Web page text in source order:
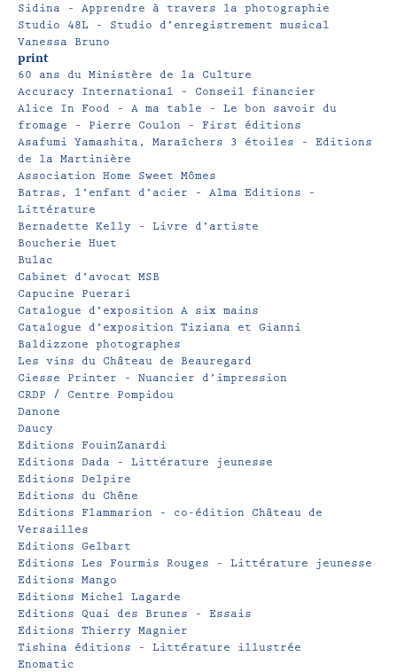
Sidina – Apprendre à travers la photographie
Studio 48L – Studio d’enregistrement musical
Vanessa Bruno
print
60 ans du Ministère de la Culture
Accuracy International – Conseil financier
Alice In Food – A ma table – Le bon savoir du
fromage – Pierre Coulon – First éditions
Asafumi Yamashita, Maraîchers 3 étoiles – Editions
de la Martinière
Association Home Sweet Mômes
Batras, l’enfant d’acier – Alma Editions –
Littérature
Bernadette Kelly – Livre d’artiste
Boucherie Huet
Bulac
Cabinet d’avocat MSB
Capucine Puerari
Catalogue d’exposition A six mains
Catalogue d’exposition Tiziana et Gianni
Baldizzone photographes
Les vins du Château de Beauregard
Ciesse Printer – Nuancier d’impression
CRDP / Centre Pompidou
Danone
Daucy
Editions FouinZanardi
Editions Dada – Littérature jeunesse
Editions Delpire
Editions du Chêne
Editions Flammarion – co-édition Château de
Versailles
Editions Gelbart
Editions Les Fourmis Rouges – Littérature jeunesse
Editions Mango
Editions Michel Lagarde
Editions Quai des Brunes – Essais
Editions Thierry Magnier
Tishina éditions – Littérature illustrée
Enomatic